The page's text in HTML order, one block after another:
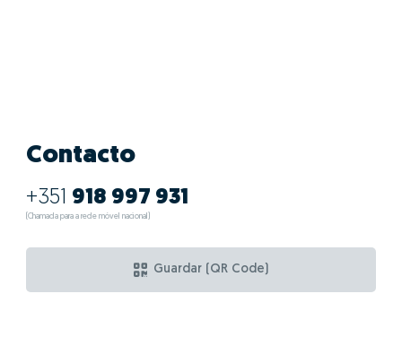
Contacto
+351 918 997 931
(Chamada para a rede móvel nacional)
Guardar (QR Code)